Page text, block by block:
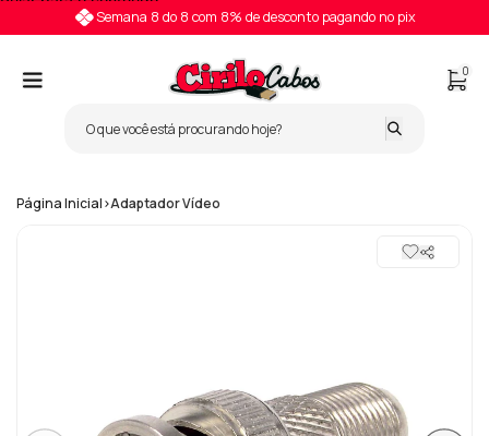
Semana 8 do 8 com 8% de desconto pagando no pix
0
Página Inicial>Adaptador Vídeo